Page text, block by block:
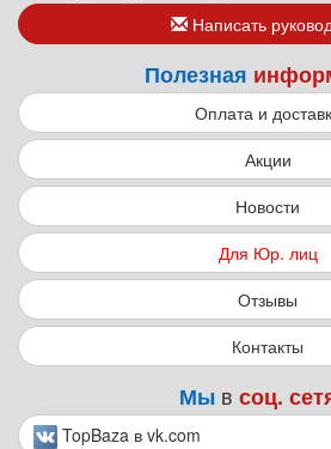
Написать
Полезная
Оплата и
Акции
Новости
Для Юр. лиц
Отзывы
Контакты
Мы в соц.
TopBaza в vk.com